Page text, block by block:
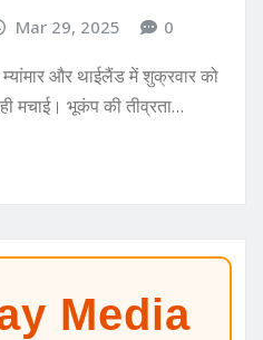
Mar 29, 2025 0
और थाईलैंड में शुक्रवार को
मचाई। भूकंप की तीव्रता…
Media